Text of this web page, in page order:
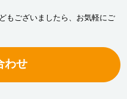
もございましたら、お気軽にご
わせ